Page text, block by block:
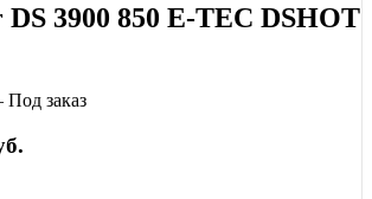
DS 3900 850 E-TEC DSHOT
заказ